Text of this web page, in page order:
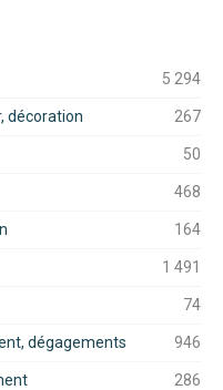
5 294
décoration 267
50
468
164
1 491
74
dégagements 946
286